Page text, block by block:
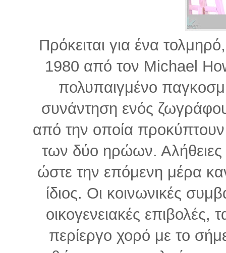
Πρόκειται για ένα
1980 από τον Michael
πολυπαιγμένο
συνάντηση ενός
από την οποία προκύπτουν
των δύο ηρώων.
ώστε την επόμενη μέρα
ίδιος. Οι κοινωνικές
οικογενειακές επιβολές,
περίεργο χορό με το